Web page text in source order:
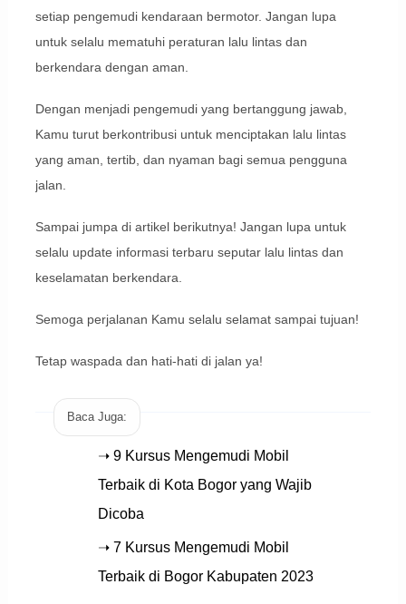
setiap pengemudi kendaraan bermotor. Jangan lupa
untuk selalu mematuhi peraturan lalu lintas dan
berkendara dengan aman.
Dengan menjadi pengemudi yang bertanggung jawab,
Kamu turut berkontribusi untuk menciptakan lalu lintas
yang aman, tertib, dan nyaman bagi semua pengguna
jalan.
Sampai jumpa di artikel berikutnya! Jangan lupa untuk
selalu update informasi terbaru seputar lalu lintas dan
keselamatan berkendara.
Semoga perjalanan Kamu selalu selamat sampai tujuan!
Tetap waspada dan hati-hati di jalan ya!
Baca Juga:
➝ 9 Kursus Mengemudi Mobil
Terbaik di Kota Bogor yang Wajib
Dicoba
➝ 7 Kursus Mengemudi Mobil
Terbaik di Bogor Kabupaten 2023